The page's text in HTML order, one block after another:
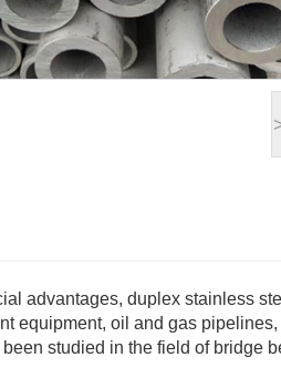
advantages, duplex stainless
equipment, oil and gas
studied in the field of bridge